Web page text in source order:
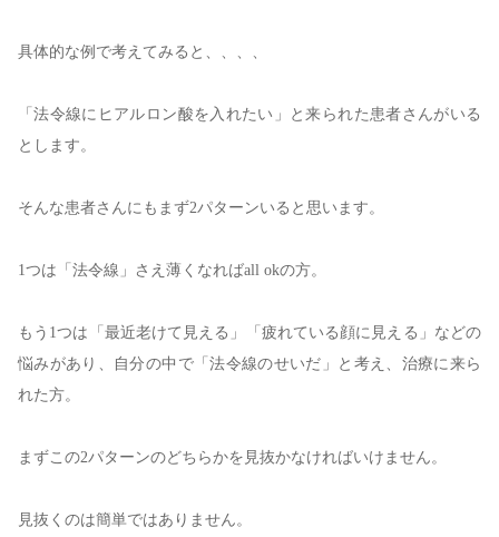
具体的な例で考えてみると、、、、
「法令線にヒアルロン酸を入れたい」と来られた患者さんがいる
とします。
そんな患者さんにもまず2パターンいると思います。
1つは「法令線」さえ薄くなればall okの方。
もう 1つは「最近老けて見える」「疲れている顔に見える」などの
悩みがあり、自分の中で「法令線のせいだ」と考え、治療に来ら
れた方。
まずこの2パターンのどちらかを見抜かなければいけません。
見抜くのは簡単ではありません。